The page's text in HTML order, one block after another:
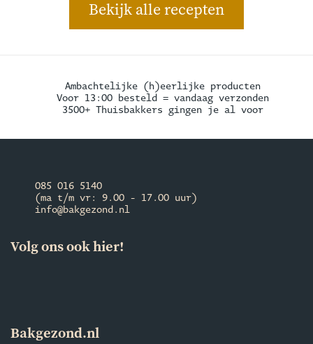
Bekijk alle recepten
Ambachtelijke (h)eerlijke producten
Voor 13:00 besteld = vandaag verzonden
3500+ Thuisbakkers gingen je al voor
085 016 5140
(ma t/m vr: 9.00 - 17.00 uur)
info@bakgezond.nl
Volg ons ook hier!
Bakgezond.nl